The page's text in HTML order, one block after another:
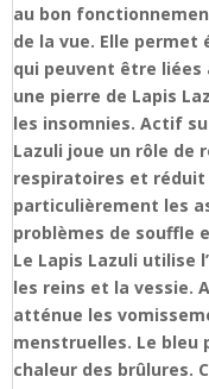
au bon
de la vue. Elle
qui peuvent être liées
une pierre de Lapis
les insomnies. Actif
Lazuli joue un rôle de
respiratoires et réduit
particulièrement les
problèmes de souffle
Le Lapis Lazuli utilise
les reins et la vessie.
atténue les
menstruelles. Le bleu
chaleur des brûlures.